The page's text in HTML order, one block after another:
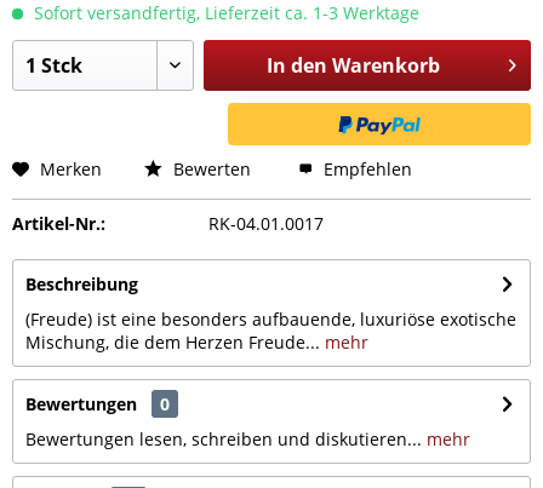
Sofort versandfertig, Lieferzeit ca. 1-3 Werktage
In den Warenkorb
Merken Bewerten Empfehlen
Artikel-Nr.: RK-04.01.0017
Beschreibung
(Freude) ist eine besonders aufbauende, luxuriöse exotische
Mischung, die dem Herzen Freude... mehr
Bewertungen
0
Bewertungen lesen, schreiben und diskutieren... mehr